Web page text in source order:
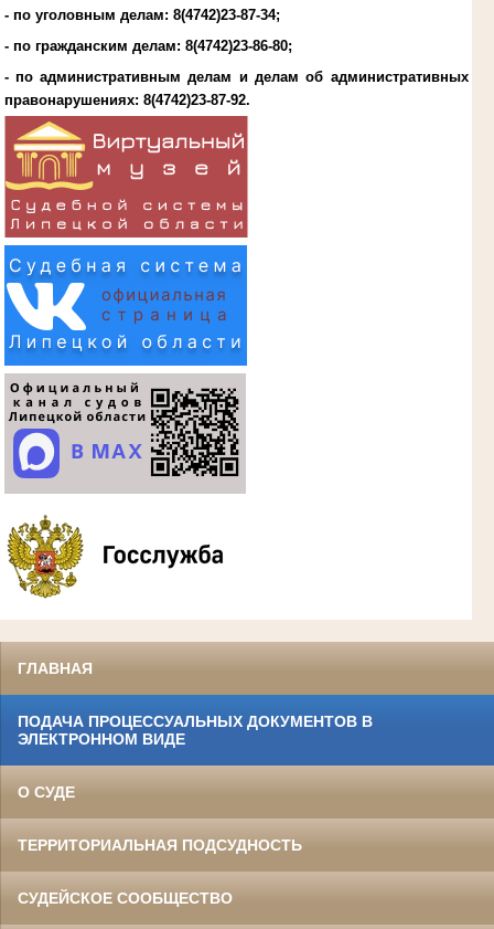
- по уголовным делам: 8(4742)23-87-34;
- по гражданским делам: 8(4742)23-86-80;
- по административным делам и делам об административных
правонарушениях: 8(4742)23-87-92.
ГЛАВНАЯ
ПОДАЧА ПРОЦЕССУАЛЬНЫХ ДОКУМЕНТОВ В
ЭЛЕКТРОННОМ ВИДЕ
О СУДЕ
ТЕРРИТОРИАЛЬНАЯ ПОДСУДНОСТЬ
СУДЕЙСКОЕ СООБЩЕСТВО